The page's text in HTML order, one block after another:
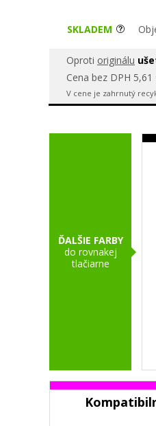
SKLADEM
Oproti originálu
Cena bez DPH 5,61
V cene je zahrnutý
ĎALŠIE FARBY
do rovnakej
tlačiarne